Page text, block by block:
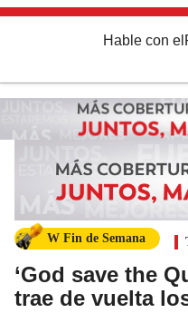
Hable con el
W Fin de Semana
‘God save the
trae de vuelta